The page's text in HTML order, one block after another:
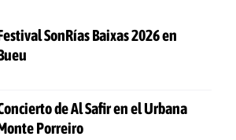
SonRías Baixas 2026 en
de Al Safir en el Urbana
Porreiro